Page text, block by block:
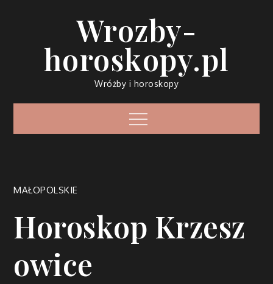
Wrozby-
horoskopy.pl
Wróżby i horoskopy
Menu
MAŁOPOLSKIE
Horoskop Krzesz
owice